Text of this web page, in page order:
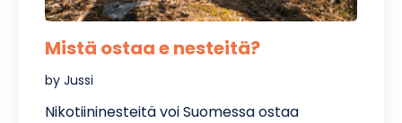
Mistä ostaa e nesteitä?
by Jussi
Nikotiininesteitä voi Suomessa ostaa